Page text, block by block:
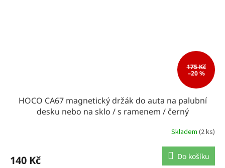
175 Kč
–20 %
HOCO CA67 magnetický držák do auta na palubní
desku nebo na sklo / s ramenem / černý
Skladem (2 ks)
140 Kč Do košíku